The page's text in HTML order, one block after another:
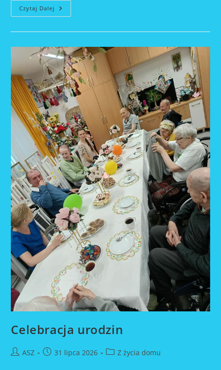
Czytaj Dalej Grill
Integracyjny
Celebracja urodzin
PostASZ
Post31 lipca 2026
PostZ życia domu